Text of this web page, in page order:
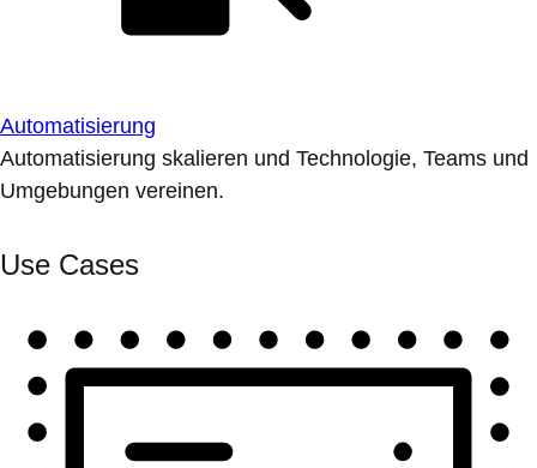
Automatisierung
Automatisierung skalieren und Technologie, Teams und
Umgebungen vereinen.
Use Cases